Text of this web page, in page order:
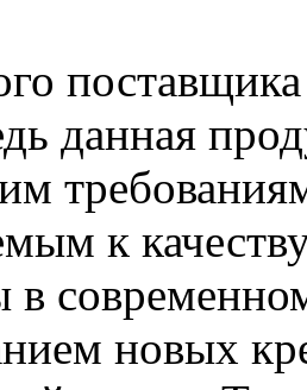
данная
к
новых